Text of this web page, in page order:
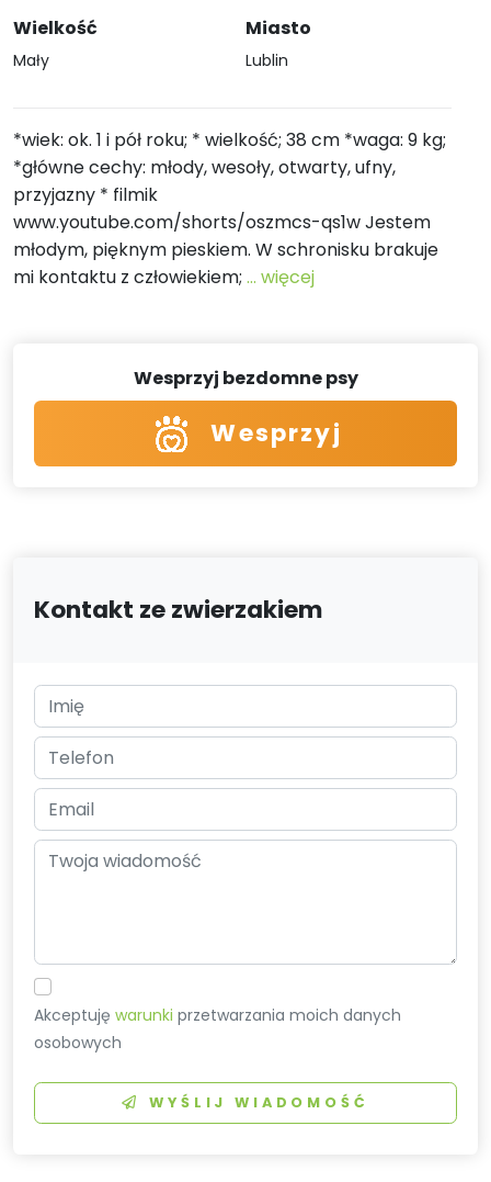
Wielkość
Mały
Miasto
Lublin
*wiek: ok. 1 i pół roku; * wielkość; 38 cm *waga: 9 kg;
*główne cechy: młody, wesoły, otwarty, ufny,
przyjazny * filmik
www.youtube.com/shorts/oszmcs-qs1w Jestem
młodym, pięknym pieskiem. W schronisku brakuje
mi kontaktu z człowiekiem; ... więcej
Wesprzyj bezdomne psy
Wesprzyj
Kontakt ze zwierzakiem
Akceptujęwarunki przetwarzania moich danych
osobowych
WYŚLIJ WIADOMOŚĆ